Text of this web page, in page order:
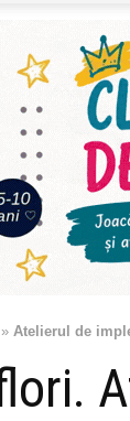
» Atelierul de